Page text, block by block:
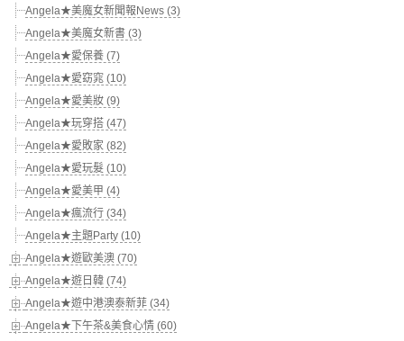
Angela★美魔女新聞報News (3)
Angela★美魔女新書 (3)
Angela★愛保養 (7)
Angela★愛窈窕 (10)
Angela★愛美妝 (9)
Angela★玩穿搭 (47)
Angela★愛敗家 (82)
Angela★愛玩髮 (10)
Angela★愛美甲 (4)
Angela★瘋流行 (34)
Angela★主題Party (10)
Angela★遊歐美澳 (70)
Angela★遊日韓 (74)
Angela★遊中港澳泰新菲 (34)
Angela★下午茶&美食心情 (60)